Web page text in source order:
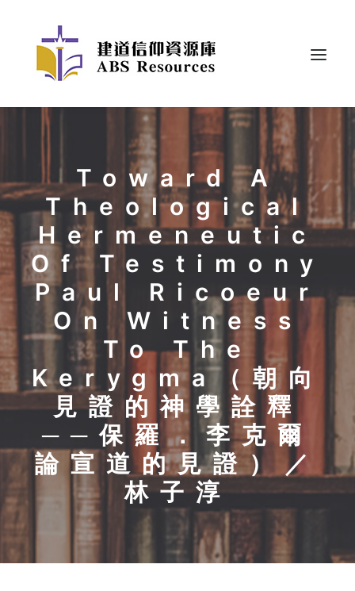
Toward A
Theological
Hermeneutic
Of Testimony
Paul Ricoeur
On Witness
To The
Kerygma（朝向
見證的神學詮釋
──保羅．李克爾
論宣道的見證）／
林子淳